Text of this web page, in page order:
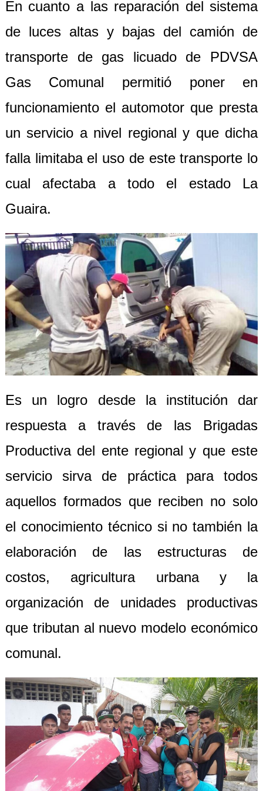
En cuanto a las reparación del sistema
de luces altas y bajas del camión de
transporte de gas licuado de PDVSA
Gas Comunal permitió poner en
funcionamiento el automotor que presta
un servicio a nivel regional y que dicha
falla limitaba el uso de este transporte lo
cual afectaba a todo el estado La
Guaira.
Es un logro desde la institución dar
respuesta a través de las Brigadas
Productiva del ente regional y que este
servicio sirva de práctica para todos
aquellos formados que reciben no solo
el conocimiento técnico si no también la
elaboración de las estructuras de
costos, agricultura urbana y la
organización de unidades productivas
que tributan al nuevo modelo económico
comunal.